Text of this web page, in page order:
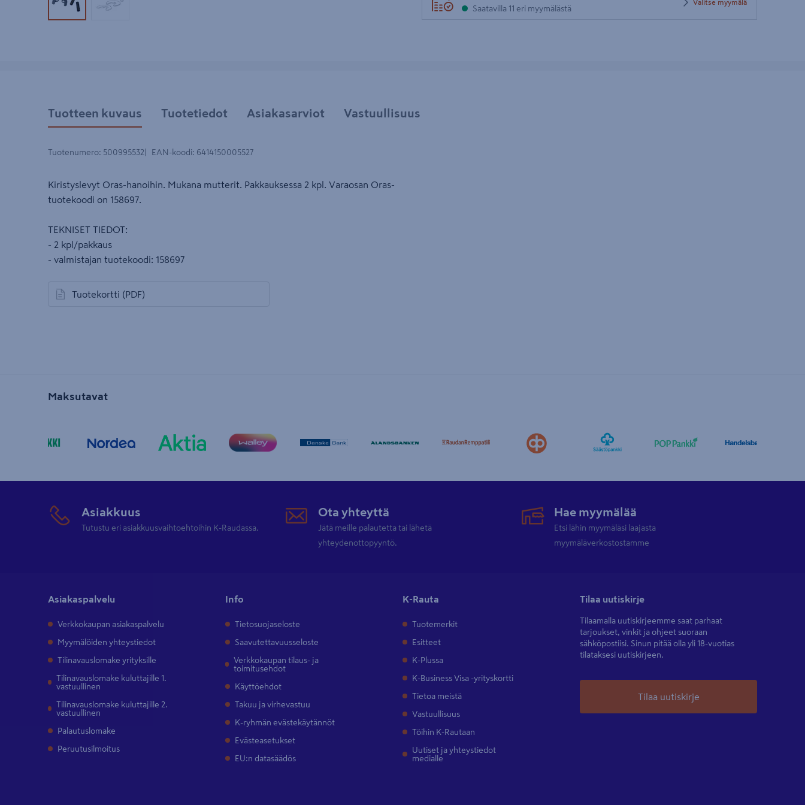
Tuotekuva 1Tuotekuva 2 Saatavilla 11 eri myymälästä
Valitse myymälä
Tuotteen kuvaus Tuotetiedot Asiakasarviot Vastuullisuus
Tuotenumero: 500995532 EAN-koodi: 6414150005527
Kiristyslevyt Oras-hanoihin. Mukana mutterit. Pakkauksessa 2 kpl. Varaosan Oras-
tuotekoodi on 158697.
TEKNISET TIEDOT:
- 2 kpl/pakkaus
- valmistajan tuotekoodi: 158697
Tuotekortti (PDF)
avautuu uuteen välilehteen
Maksutavat
Asiakkuus
Tutustu eri asiakkuusvaihtoehtoihin K-Raudassa.
Ota yhteyttä
Jätä meille palautetta tai lähetä
yhteydenottopyyntö.
Hae myymälää
Etsi lähin myymäläsi laajasta
myymäläverkostostamme
Asiakaspalvelu
Verkkokaupan asiakaspalvelu
Myymälöiden yhteystiedot
Tilinavauslomake yrityksille
Tilinavauslomake kuluttajille 1.
vastuullinen
Tilinavauslomake kuluttajille 2.
vastuullinen
Palautuslomake
Peruutusilmoitus
Info
Tietosuojaseloste
Saavutettavuusseloste
Verkkokaupan tilaus- ja
toimitusehdot
Käyttöehdot
Takuu ja virhevastuu
K-ryhmän evästekäytännöt
Evästeasetukset
EU:n datasäädös
K-Rauta
Tuotemerkit
Esitteet
K-Plussa
K-Business Visa -yrityskortti
Tietoa meistä
Vastuullisuus
Töihin K-Rautaan
Uutiset ja yhteystiedot
medialle
Tilaa uutiskirje
Tilaamalla uutiskirjeemme saat parhaat
tarjoukset, vinkit ja ohjeet suoraan
sähköpostiisi. Sinun pitää olla yli 18-vuotias
tilataksesi uutiskirjeen.
Tilaa uutiskirje